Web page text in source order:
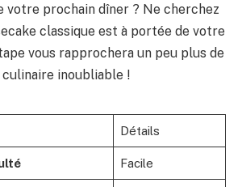
votre prochain dîner ? Ne cherchez
classique est à portée de votre
vous rapprochera un peu plus de
inoubliable !
Détails
Facile